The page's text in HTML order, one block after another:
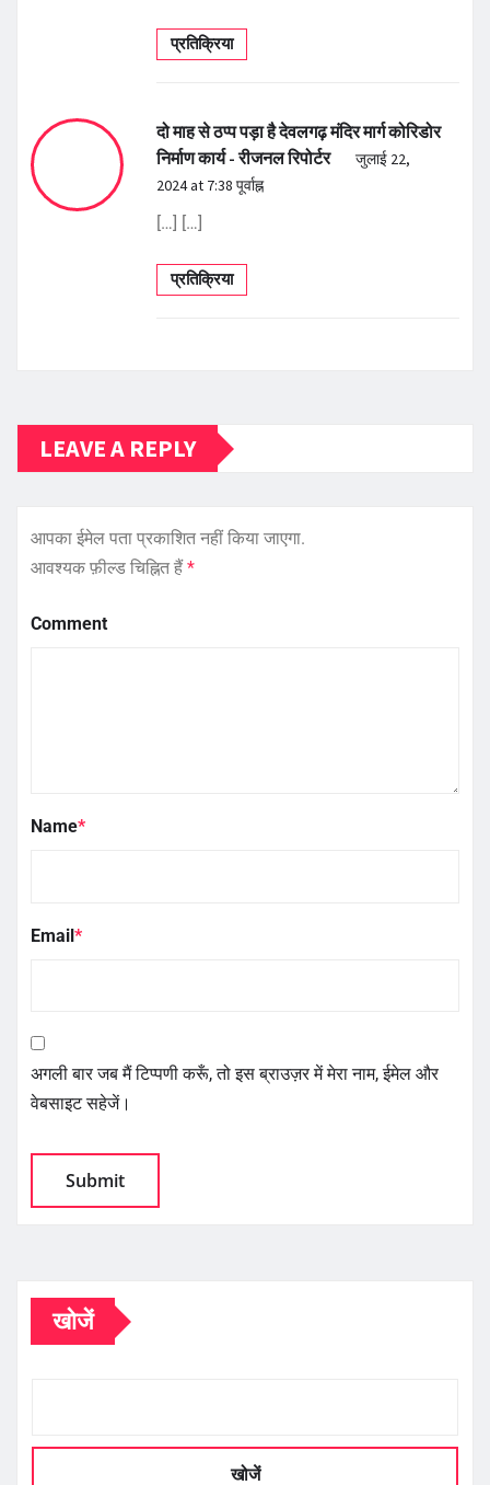
प्रतिक्रिया
दो माह से ठप्प पड़ा है देवलगढ़ मंदिर मार्ग कोरिडोर
निर्माण कार्य - रीजनल रिपोर्टर
जुलाई 22,
2024 at 7:38 पूर्वाह्न
[…] […]
प्रतिक्रिया
LEAVE A REPLY
आपका ईमेल पता प्रकाशित नहीं किया जाएगा.
आवश्यक फ़ील्ड चिह्नित हैं *
Comment
Name*
Email*
अगली बार जब मैं टिप्पणी करूँ, तो इस ब्राउज़र में मेरा नाम, ईमेल और
वेबसाइट सहेजें।
खोजें
खोजें